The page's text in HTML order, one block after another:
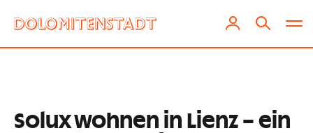
Solux wohnen in Lienz – ein